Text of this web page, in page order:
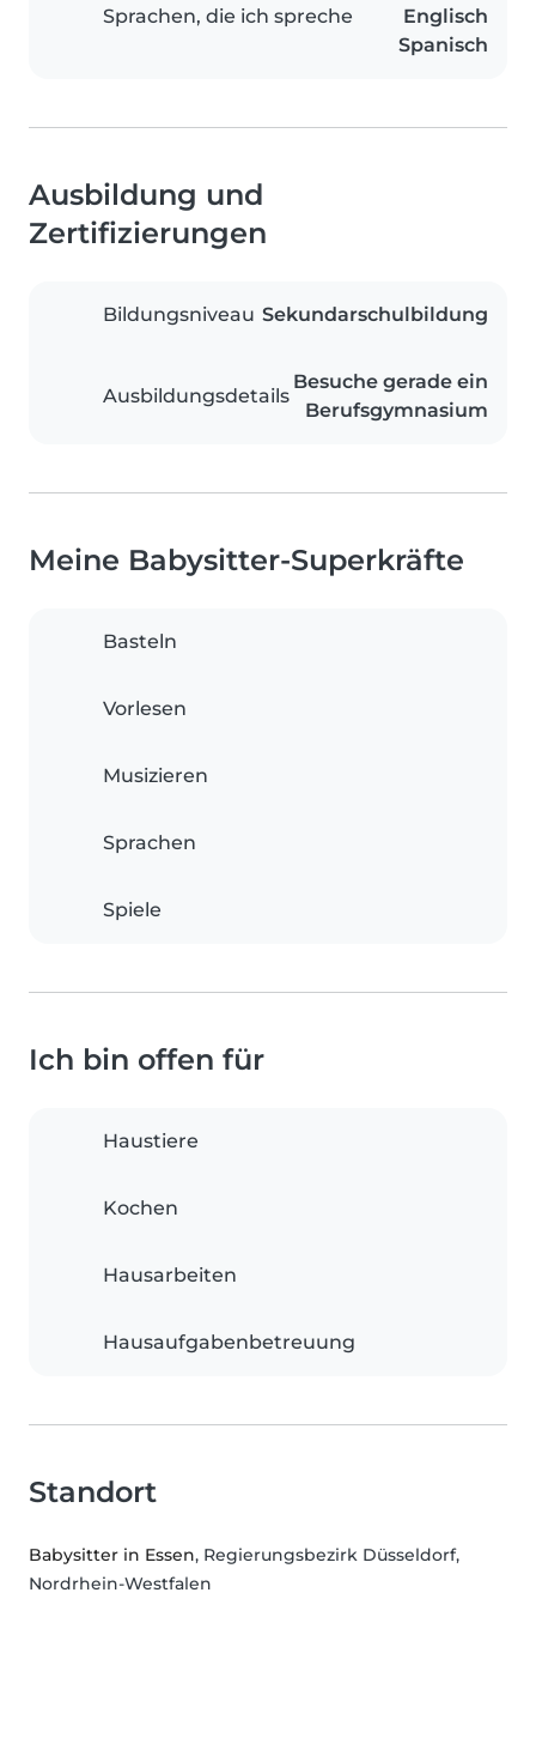
Sprachen, die ich spreche
Englisch
Spanisch
Ausbildung und
Zertifizierungen
Bildungsniveau Sekundarschulbildung
Ausbildungsdetails
Besuche gerade ein
Berufsgymnasium
Meine Babysitter-Superkräfte
Basteln
Vorlesen
Musizieren
Sprachen
Spiele
Ich bin offen für
Haustiere
Kochen
Hausarbeiten
Hausaufgabenbetreuung
Standort
Babysitter in Essen, Regierungsbezirk Düsseldorf,
Nordrhein-Westfalen